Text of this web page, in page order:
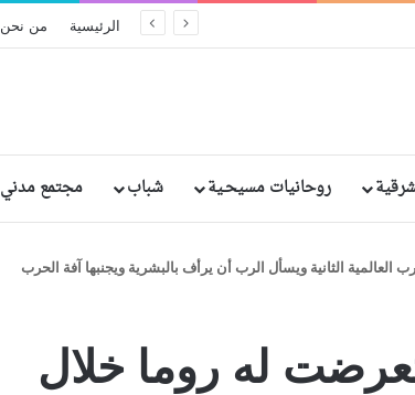
مقتل وإصابة رهبان وراهبات الرئيسية من نحن
روحانيات مسيحـية شباب مجتمع مدني
العالمية الثانية ويسأل الرب أن يرأف بالبشرية ويجنبها آفة الحرب
له روما خلال